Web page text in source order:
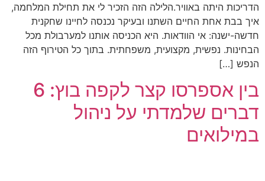
הדריכות היתה באוויר.הלילה הזה הזכיר לי את תחילת המלחמה,
איך בבת אחת החיים השתנו ובעיקר נכנסה לחיינו שחקנית
חדשה-ישנה: אי הוודאות. היא הכניסה אותנו למערבולת מכל
הבחינות. נפשית, מקצועית, משפחתית. בתוך כל הטירוף הזה
הנפש […]
בין אספרסו קצר לקפה בוץ: 6
דברים שלמדתי על ניהול
במילואים